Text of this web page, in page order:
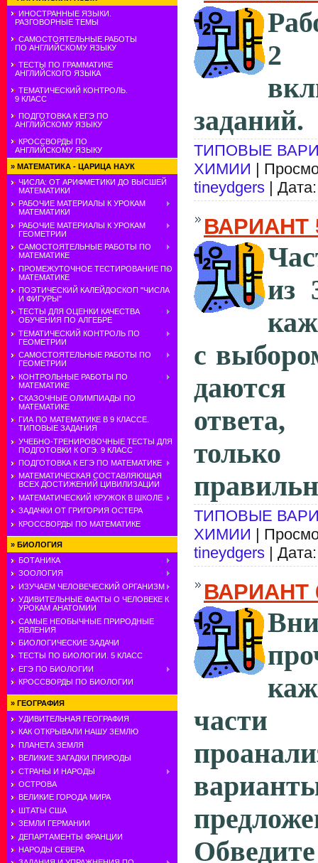
ИНОСТРАННЫЕ ЯЗЫКИ.
РАЗГОВОРНЫЕ ТЕМЫ
САМОСТОЯТЕЛЬНЫЕ РАБОТЫ
ПО АНГЛИЙСКОМУ ЯЗЫКУ
ТЕСТЫ ПО ГРАММАТИКЕ
АНГЛИЙСКОГО ЯЗЫКА
ТЕМАТИЧЕСКИЙ КОНТРОЛЬ.
9 КЛАСС
ПОДГОТОВКА К ЕГЭ ПО
АНГЛИЙСКОМУ ЯЗЫКУ
КРОССВОРДЫ ПО
АНГЛИЙСКОМУ ЯЗЫКУ
» МАТЕМАТИКА - ЦАРИЦА НАУК
ЧИСЛА: ОТ АРИФМЕТИКИ ДО ВЫСШЕЙ
МАТЕМАТИКИ
РАБОЧИЕ МАТЕРИАЛЫ К УРОКАМ
МАТЕМАТИКИ
РАБОЧИЕ МАТЕРИАЛЫ К УРОКАМ
ГЕОМЕТРИИ
САМОСТОЯТЕЛЬНЫЕ РАБОТЫ ПО
МАТЕМАТИКЕ
ПРОМЕЖУТОЧНОЕ ТЕСТИРОВАНИЕ ПО
МАТЕМАТИКЕ
ПОЭТИЧЕСКИЙ КАЛЕЙДОСКОП "ЧИСЛА
И ФИГУРЫ"
ТЕСТЫ ДЛЯ ОЦЕНКИ КАЧЕСТВА
ОБУЧЕНИЯ ПО АЛГЕБРЕ
ТЕМАТИЧЕСКИЙ КОНТРОЛЬ ПО
ГЕОМЕТРИИ
САМОСТОЯТЕЛЬНЫЕ РАБОТЫ ПО
ГЕОМЕТРИИ
КОНТРОЛЬНЫЕ РАБОТЫ ПО
МАТЕМАТИКЕ
СКАЗОЧНЫЕ ОЛИМПИАДЫ ПО
МАТЕМАТИКЕ
ГИА ПО МАТЕМАТИКЕ В 9 КЛАССЕ.
ТИПОВЫЕ ЗАДАНИЯ
УЧЕБНО-ТРЕНИРОВОЧНЫЕ ТЕСТЫ ДЛЯ
ПОДГОТОВКИ К ОГЭ. 9 КЛАСС
ПОДГОТОВКА К ЕГЭ ПО МАТЕМАТИКЕ
МАТЕМАТИЧЕСКАЯ СОСТАВЛЯЮЩАЯ
ВСЕХ ДОСТИЖЕНИЙ ЦИВИЛИЗАЦИИ
МАТЕМАТИЧЕСКИЙ КРУЖОК В ШКОЛЕ
ЗАДАЧКИ ОТ ГРИГОРИЯ ОСТЕРА
КРОССВОРДЫ ПО МАТЕМАТИКЕ
» БИОЛОГИЯ
БОТАНИКА
ЗООЛОГИЯ
ИЗУЧАЕМ ЧЕЛОВЕЧЕСКИЙ ОРГАНИЗМ
УДИВИТЕЛЬНЫЕ ФАКТЫ О ЧЕЛОВЕКЕ К
УРОКАМ АНАТОМИИ
САМЫЕ НЕОБЫЧНЫЕ ПРИРОДНЫЕ
ЯВЛЕНИЯ
БИОЛОГИЧЕСКИЕ ЗАДАЧИ
ТЕСТЫ ПО БИОЛОГИИ. 5 КЛАСС
ЕГЭ ПО БИОЛОГИИ
КРОССВОРДЫ ПО БИОЛОГИИ
» ГЕОГРАФИЯ
УДИВИТЕЛЬНАЯ ГЕОГРАФИЯ
КАК ОТКРЫВАЛИ НАШУ ЗЕМЛЮ
ПЛАНЕТА ЗЕМЛЯ
ВЕЛИКИЕ ЗАГАДКИ ПРИРОДЫ
СТРАНЫ И НАРОДЫ
ОСТРОВА
ВЕЛИКИЕ ГОРОДА МИРА
ШТАТЫ США
ЗЕМЛИ ГЕРМАНИИ
ДЕПАРТАМЕНТЫ ФРАНЦИИ
НАРОДЫ СЕВЕРА
2
заданий.
ТИПОВЫЕ
ХИМИИ |
tineydgers |
ВАРИАНТ
из
с
даются
ТИПОВЫЕ
ХИМИИ |
tineydgers |
ВАРИАНТ